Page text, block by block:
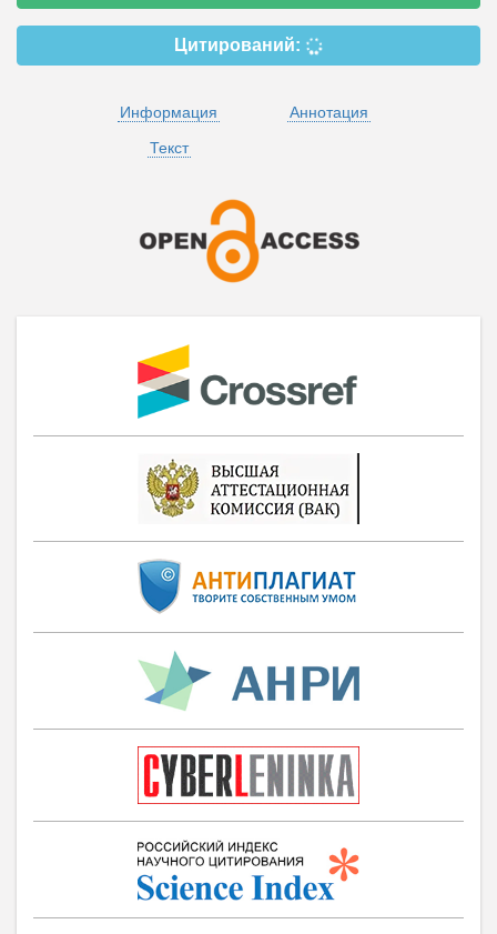
Цитирований:
Информация
Аннотация
Текст